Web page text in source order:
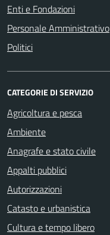
Enti e Fondazioni
Personale Amministrativo
Politici
CATEGORIE DI SERVIZIO
Agricoltura e pesca
Ambiente
Anagrafe e stato civile
Appalti pubblici
Autorizzazioni
Catasto e urbanistica
Cultura e tempo libero